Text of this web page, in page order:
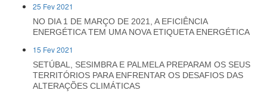
25 Fev 2021
NO DIA 1 DE MARÇO DE 2021, A EFICIÊNCIA
ENERGÉTICA TEM UMA NOVA ETIQUETA ENERGÉTICA
15 Fev 2021
SETÚBAL, SESIMBRA E PALMELA PREPARAM OS SEUS
TERRITÓRIOS PARA ENFRENTAR OS DESAFIOS DAS
ALTERAÇÕES CLIMÁTICAS